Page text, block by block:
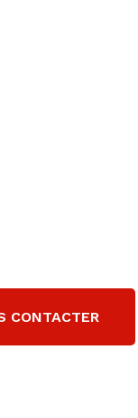
aux alentours de
CONTACTER